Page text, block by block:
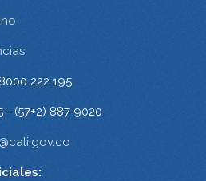
222 195
- (57+2) 887 9020